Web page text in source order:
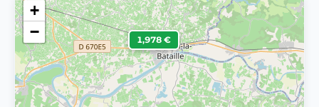
1,978 €
+
−